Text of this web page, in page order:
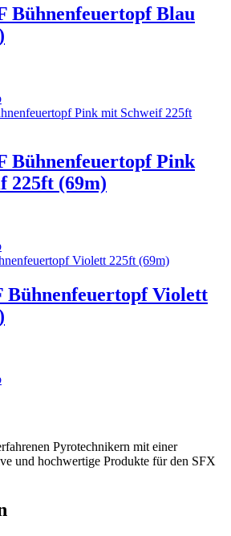
Bühnenfeuertopf Blau
Bühnenfeuertopf Pink
225ft (69m)
Bühnenfeuertopf Violett
Pyrotechnikern mit einer
und hochwertige Produkte für den SFX